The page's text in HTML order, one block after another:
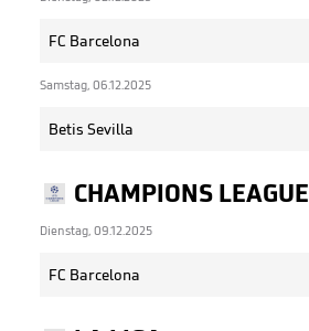
FC Barcelona
Samstag, 06.12.2025
Betis Sevilla
CHAMPIONS LEAGUE
Dienstag, 09.12.2025
FC Barcelona